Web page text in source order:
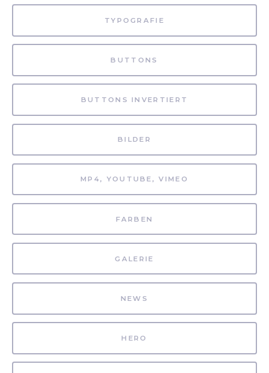
TYPOGRAFIE
BUTTONS
BUTTONS INVERTIERT
BILDER
MP4, YOUTUBE, VIMEO
FARBEN
GALERIE
NEWS
HERO